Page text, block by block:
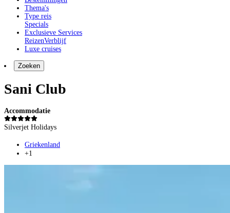
Thema's
Type reis
Specials
Exclusieve Services
ReizenVerblijf
Luxe cruises
Zoeken
Sani Club
Accommodatie
Silverjet Holidays
Griekenland
+1